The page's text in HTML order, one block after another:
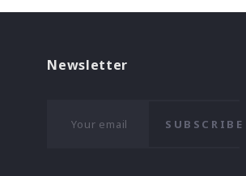
Newsletter
SUBSCRIBE